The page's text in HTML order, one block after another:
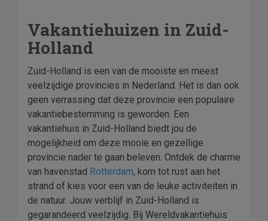
Vakantiehuizen in Zuid-
Holland
Zuid-Holland is een van de mooiste en meest
veelzijdige provincies in Nederland. Het is dan ook
geen verrassing dat deze provincie een populaire
vakantiebestemming is geworden. Een
vakantiehuis in Zuid-Holland biedt jou de
mogelijkheid om deze mooie en gezellige
provincie nader te gaan beleven. Ontdek de charme
van havenstad Rotterdam, kom tot rust aan het
strand of kies voor een van de leuke activiteiten in
de natuur. Jouw verblijf in Zuid-Holland is
gegarandeerd veelzijdig. Bij Wereldvakantiehuis